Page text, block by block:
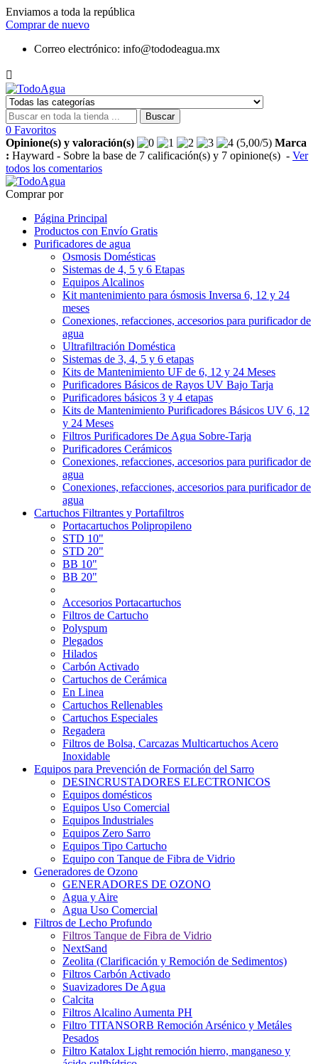
Enviamos a toda la república
Comprar de nuevo
Correo electrónico: info@tododeagua.mx

Buscar
0 Favoritos
Opinione(s) y valoración(s)
(5,00/5) Marca
: Hayward - Sobre la base de 7 calificación(s) y 7 opinione(s) - Ver
todos los comentarios
Comprar por
Página Principal
Productos con Envío Gratis
Purificadores de agua
Osmosis Domésticas
Sistemas de 4, 5 y 6 Etapas
Equipos Alcalinos
Kit mantenimiento para ósmosis Inversa 6, 12 y 24
meses
Conexiones, refacciones, accesorios para purificador de
agua
Ultrafiltración Doméstica
Sistemas de 3, 4, 5 y 6 etapas
Kits de Mantenimiento UF de 6, 12 y 24 Meses
Purificadores Básicos de Rayos UV Bajo Tarja
Purificadores básicos 3 y 4 etapas
Kits de Mantenimiento Purificadores Básicos UV 6, 12
y 24 Meses
Filtros Purificadores De Agua Sobre-Tarja
Purificadores Cerámicos
Conexiones, refacciones, accesorios para purificador de
agua
Conexiones, refacciones, accesorios para purificador de
agua
Cartuchos Filtrantes y Portafiltros
Portacartuchos Polipropileno
STD 10"
STD 20"
BB 10"
BB 20"
Accesorios Portacartuchos
Filtros de Cartucho
Polyspum
Plegados
Hilados
Carbón Activado
Cartuchos de Cerámica
En Linea
Cartuchos Rellenables
Cartuchos Especiales
Regadera
Filtros de Bolsa, Carcazas Multicartuchos Acero
Inoxidable
Equipos para Prevención de Formación del Sarro
DESINCRUSTADORES ELECTRONICOS
Equipos domésticos
Equipos Uso Comercial
Equipos Industriales
Equipos Zero Sarro
Equipos Tipo Cartucho
Equipo con Tanque de Fibra de Vidrio
Generadores de Ozono
GENERADORES DE OZONO
Agua y Aire
Agua Uso Comercial
Filtros de Lecho Profundo
Filtros Tanque de Fibra de Vidrio
NextSand
Zeolita (Clarificación y Remoción de Sedimentos)
Filtros Carbón Activado
Suavizadores De Agua
Calcita
Filtros Alcalino Aumenta PH
Filtro TITANSORB Remoción Arsénico y Metáles
Pesados
Filtro Katalox Light remoción hierro, manganeso y